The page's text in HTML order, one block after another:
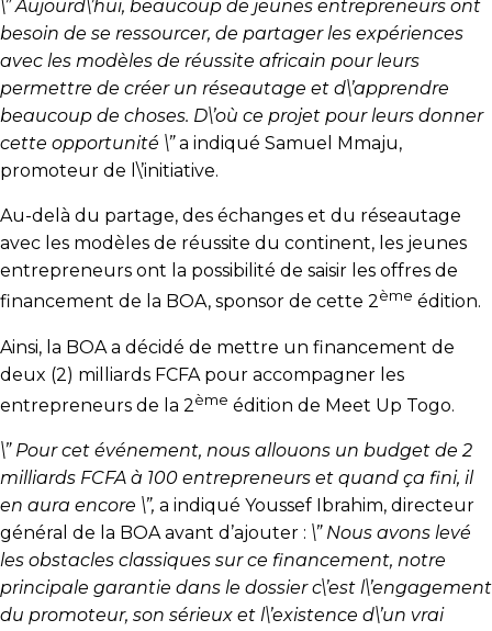
\” Aujourd\’hui, beaucoup de jeunes entrepreneurs ont
besoin de se ressourcer, de partager les expériences
avec les modèles de réussite africain pour leurs
permettre de créer un réseautage et d\’apprendre
beaucoup de choses. D\’où ce projet pour leurs donner
cette opportunité \”a indiqué Samuel Mmaju,
promoteur de l\’initiative.
Au-delà du partage, des échanges et du réseautage
avec les modèles de réussite du continent, les jeunes
entrepreneurs ont la possibilité de saisir les offres de
financement de la BOA, sponsor de cette 2ème édition.
Ainsi, la BOA a décidé de mettre un financement de
deux (2) milliards FCFA pour accompagner les
entrepreneurs de la 2ème édition de Meet Up Togo.
\” Pour cet événement, nous allouons un budget de 2
milliards FCFA à 100 entrepreneurs et quand ça fini, il
en aura encore \”, a indiqué Youssef Ibrahim, directeur
général de la BOA avant d’ajouter : \” Nous avons levé
les obstacles classiques sur ce financement, notre
principale garantie dans le dossier c\’est l\’engagement
du promoteur, son sérieux et l\’existence d\’un vrai